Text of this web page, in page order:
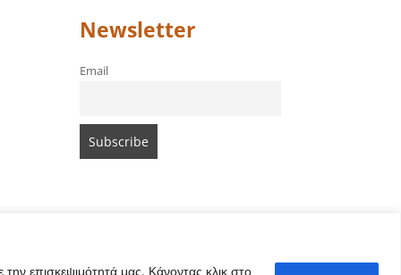
επισκεψιμότητά μας. Κάνοντας κλικ στο
Newsletter
Email